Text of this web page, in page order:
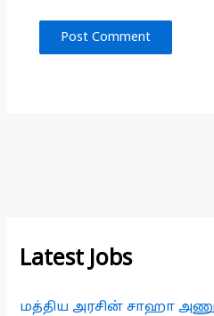
Latest Jobs
மத்திய அரசின் சாஹா